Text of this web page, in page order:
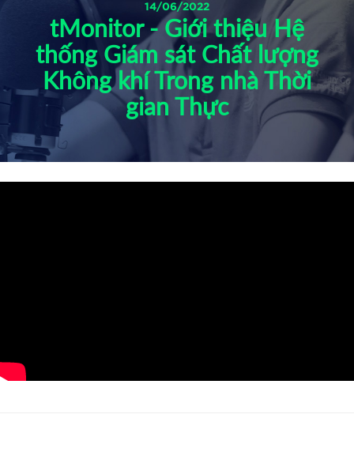
14/06/2022
tMonitor - Giới thiệu Hệ
thống Giám sát Chất lượng
Không khí Trong nhà Thời
gian Thực